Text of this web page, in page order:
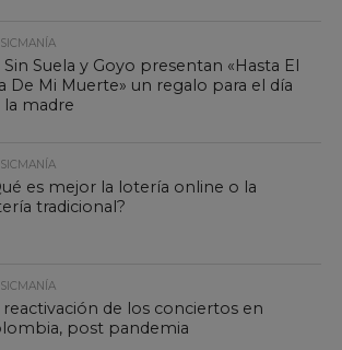
Sin Suela y Goyo presentan «Hasta El
De Mi Muerte» un regalo para el día
la madre
es mejor la lotería online o la
tradicional?
reactivación de los conciertos en
post pandemia